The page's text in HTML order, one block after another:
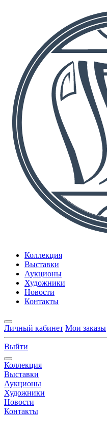
Коллекция
Выставки
Аукционы
Художники
Новости
Контакты
Личный кабинет Мои заказы
Выйти
Коллекция
Выставки
Аукционы
Художники
Новости
Контакты